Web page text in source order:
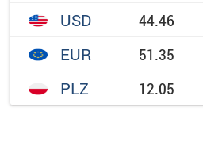
USD 44.46
EUR
51.35
PLZ
12.05